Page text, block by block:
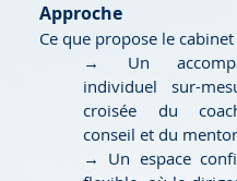
Approche
Ce que propose le cabinet
→ Un
individuel sur-
croisée du
conseil et du
→ Un espace